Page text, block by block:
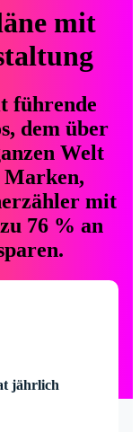
mit
führende
dem über
Welt
Marken,
mit
76 % an
jährlich